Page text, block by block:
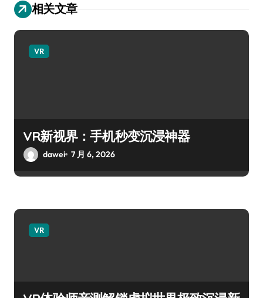
相关文章
VR
VR新视界：手机秒变沉浸神器
dawei 7 月 6, 2026
VR